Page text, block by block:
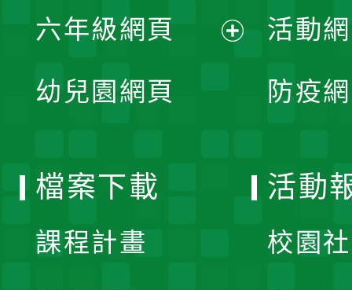
單
選
開
六年級網頁
幼兒園網頁
活動
防疫
檔案下載
課程計畫
活動
校園